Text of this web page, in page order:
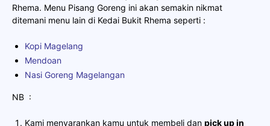
Rhema. Menu Pisang Goreng ini akan semakin nikmat
ditemani menu lain di Kedai Bukit Rhema seperti :
Kopi Magelang
Mendoan
Nasi Goreng Magelangan
NB :
Kami menyarankan kamu untuk membeli dan pick up in